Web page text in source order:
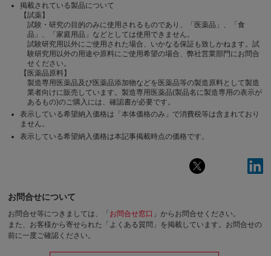
掲載されている製品について
【試薬】
試験・研究の目的のみに使用されるものであり、「医薬品」、「食
品」、「家庭用品」などとしては使用できません。
試験研究用以外にご使用された場合、いかなる保証も致しかねます。試
験研究用以外の用途や原料にご使用希望の場合、弊社営業部門にお問合
せください。
【医薬品原料】
製造専用医薬品及び医薬品添加物などを医薬品等の製造原料として製造
業者向けに販売しています。製造専用医薬品(製品名に製造専用の表示が
あるもの)のご購入には、確認書が必要です。
表示している希望納入価格は「本体価格のみ」で消費税等は含まれており
ません。
表示している希望納入価格は本記事掲載時点の価格です。
お問合せについて
お問合せ等につきましては、「 お問合せ窓口 」からお問合せください。
また、お客様から寄せられた「よくある質問」を掲載しています。お問合せの
前に一度ご確認ください。